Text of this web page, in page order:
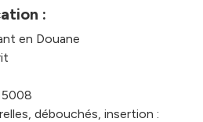
:
en Douane
débouchés, insertion :